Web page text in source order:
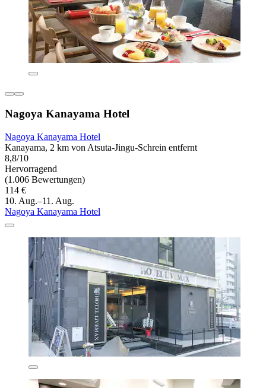
Nagoya Kanayama Hotel
Nagoya Kanayama Hotel
Kanayama, 2 km von Atsuta-Jingu-Schrein entfernt
8,8/10
Hervorragend
(1.006 Bewertungen)
114 €
10. Aug.–11. Aug.
Nagoya Kanayama Hotel